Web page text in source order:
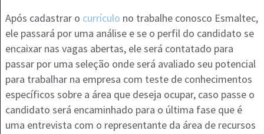
Após cadastrar o currículo no trabalhe conosco Esmaltec,
ele passará por uma análise e se o perfil do candidato se
encaixar nas vagas abertas, ele será contatado para
passar por uma seleção onde será avaliado seu potencial
para trabalhar na empresa com teste de conhecimentos
específicos sobre a área que deseja ocupar, caso passe o
candidato será encaminhado para o última fase que é
uma entrevista com o representante da área de recursos